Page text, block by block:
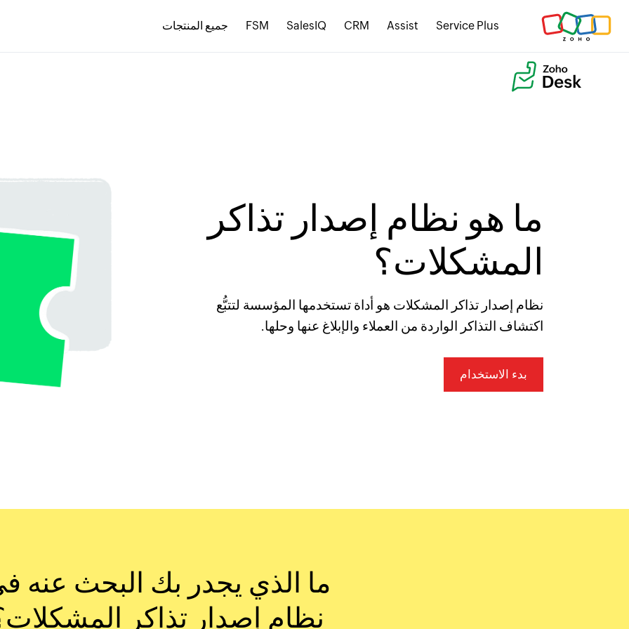
Service Plus
Assist
CRM
SalesIQ
FSM جميع المنتجات
ما هو نظام إصدار تذاكر
المشكلات؟
نظام إصدار تذاكر المشكلات هو أداة تستخدمها المؤسسة لتتبُّع
اكتشاف التذاكر الواردة من العملاء والإبلاغ عنها وحلها.
بدء الاستخدام
ما الذي يجدر بك البحث عنه
نظام إصدار تذاكر